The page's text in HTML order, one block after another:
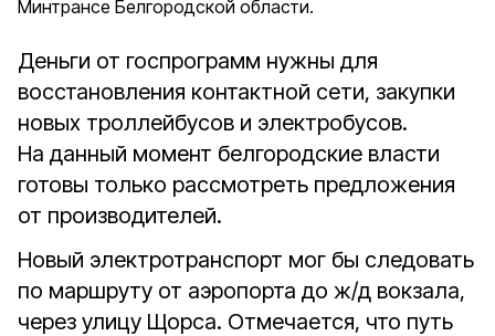
Минтрансе Белгородской области.
Деньги от госпрограмм нужны для
восстановления контактной сети, закупки
новых троллейбусов и электробусов.
На данный момент белгородские власти
готовы только рассмотреть предложения
от производителей.
Новый электротранспорт мог бы следовать
по маршруту от аэропорта до ж/д вокзала,
через улицу Щорса. Отмечается, что путь